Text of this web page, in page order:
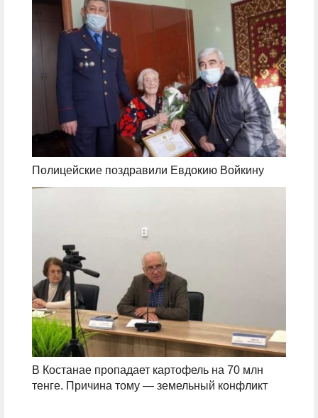
Полицейские поздравили Евдокию Войкину
В Костанае пропадает картофель на 70 млн
тенге. Причина тому — земельный конфликт